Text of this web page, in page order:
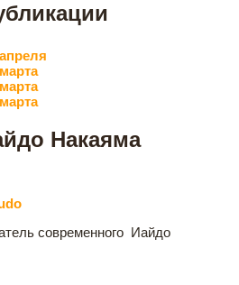
Накаяма
современного Иайдо